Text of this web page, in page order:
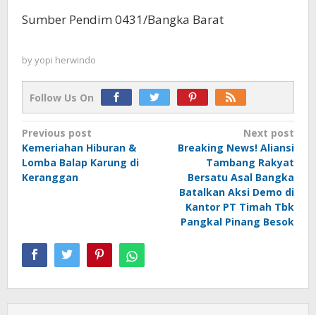
Sumber Pendim 0431/Bangka Barat
byyopi herwindo
Follow Us On
Post
navigation
Previous post
Kemeriahan Hiburan &
Lomba Balap Karung di
Keranggan
Next post
Breaking News! Aliansi
Tambang Rakyat
Bersatu Asal Bangka
Batalkan Aksi Demo di
Kantor PT Timah Tbk
Pangkal Pinang Besok